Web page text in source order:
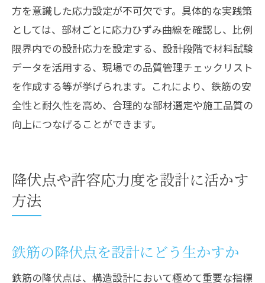
方を意識した応力設定が不可欠です。具体的な実践策
としては、部材ごとに応力ひずみ曲線を確認し、比例
限界内での設計応力を設定する、設計段階で材料試験
データを活用する、現場での品質管理チェックリスト
を作成する等が挙げられます。これにより、鉄筋の安
全性と耐久性を高め、合理的な部材選定や施工品質の
向上につなげることができます。
降伏点や許容応力度を設計に活かす
方法
鉄筋の降伏点を設計にどう生かすか
鉄筋の降伏点は、構造設計において極めて重要な指標